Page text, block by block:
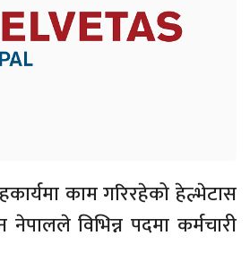
काम गरिरहेको हेल्भेटास
नेपालले विभिन्न पदमा कर्मचारी